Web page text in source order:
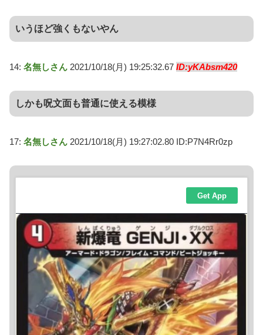
いうほど強くもないやん
14: 名無しさん 2021/10/18(月) 19:25:32.67 ID:yKAbsm420
しかも呪文面も普通に使える模様
17: 名無しさん 2021/10/18(月) 19:27:02.80 ID:P7N4Rr0zp